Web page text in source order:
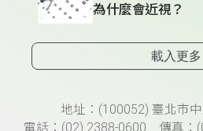
為什麼會近視？
載入更多
頁尾資訊地址：(100052) 臺北市